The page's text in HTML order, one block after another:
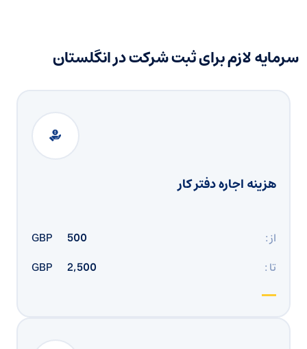
سرمایه لازم برای ثبت شرکت در انگلستان
هزینه اجاره دفتر کار
از : 500
GBP
تا :
2,500
GBP